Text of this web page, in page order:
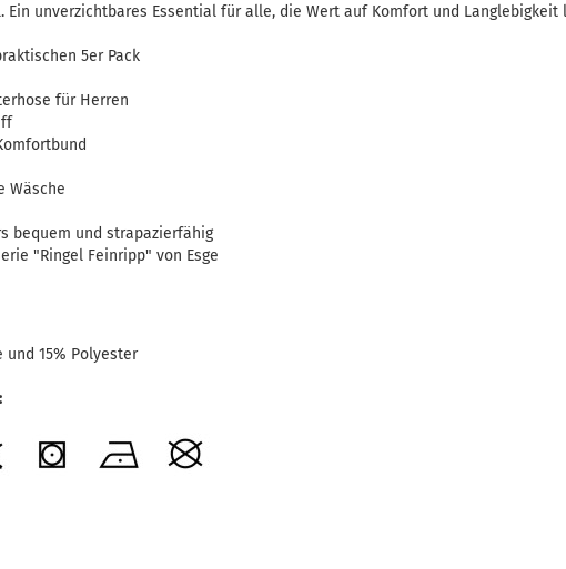
Ein unverzichtbares Essential für alle, die Wert auf Komfort und Langlebigkeit
5er Pack
für Herren
Wäsche
bequem und strapazierfähig
"Ringel Feinripp" von Esge
und 15% Polyester